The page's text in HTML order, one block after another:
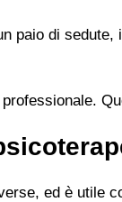
paio di
ed è utile